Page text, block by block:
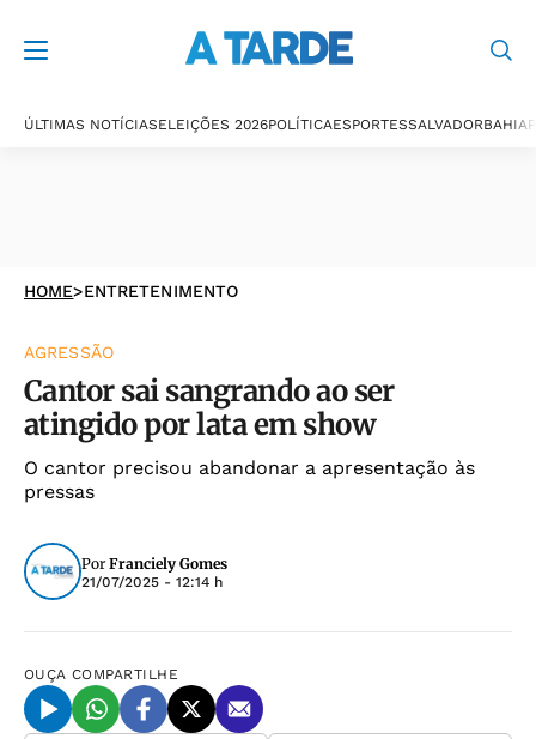
ÚLTIMAS NOTÍCIASELEIÇÕES 2026POLÍTICAESPORTESSALVADORBAHIA
HOME>ENTRETENIMENTO
AGRESSÃO
Cantor sai sangrando ao ser
atingido por lata em show
O cantor precisou abandonar a apresentação às
pressas
Por Franciely Gomes
21/07/2025 - 12:14 h
OUÇA COMPARTILHE